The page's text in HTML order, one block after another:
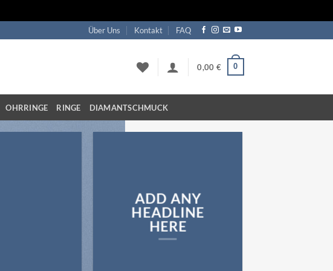
Über Uns Kontakt FAQ
0,00 € 0
OHRRINGE RINGE DIAMANTSCHMUCK
ADD ANY
HEADLINE
HERE